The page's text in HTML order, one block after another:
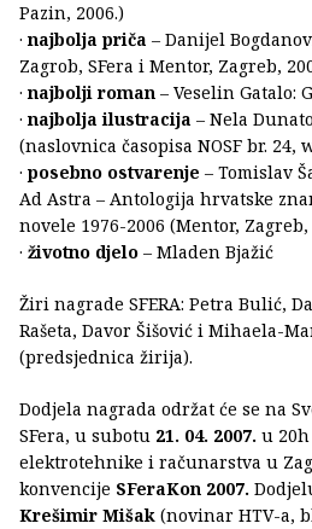
Pazin, 2006.)
·najbolja priča – Danijel
Zagrob, SFera i Mentor, Zagreb,
·najbolji roman – Veselin Gatalo:
·najbolja ilustracija – Nela
(naslovnica časopisa NOSF br. 24,
· posebno ostvarenje – Tomislav
Ad Astra – Antologija hrvatske
novele 1976-2006 (Mentor, Zagreb,
· životno djelo – Mladen Bjažić
Žiri nagrade SFERA: Petra Bulić,
Rašeta, Davor Šišović i Mihaela-
(predsjednica žirija).
Dodjela nagrada održat će se na
SFera, u subotu 21. 04. 2007. u
elektrotehnike i računarstva u
konvencije SFeraKon 2007.
Krešimir Mišak (novinar HTV-a,